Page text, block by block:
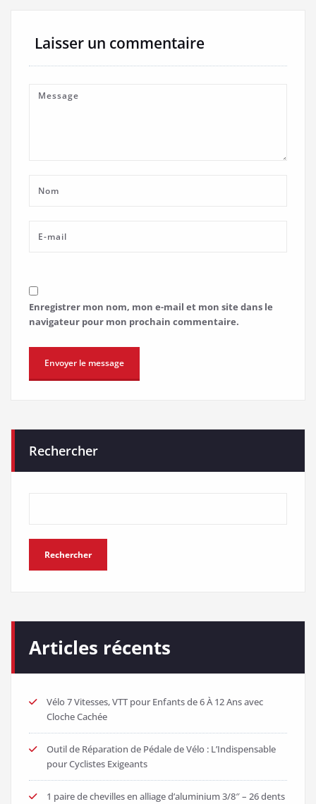
Laisser un commentaire
Enregistrer mon nom, mon e-mail et mon site dans le
navigateur pour mon prochain commentaire.
Rechercher
Rechercher
Articles récents
Vélo 7 Vitesses, VTT pour Enfants de 6 À 12 Ans avec
Cloche Cachée
Outil de Réparation de Pédale de Vélo : L’Indispensable
pour Cyclistes Exigeants
1 paire de chevilles en alliage d’aluminium 3/8″ – 26 dents